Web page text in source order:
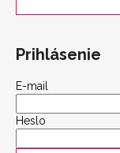
Prihlásenie
E-mail
Heslo